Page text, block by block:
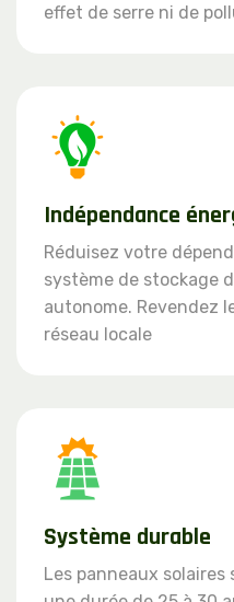
effet de serre ni de
Indépendance
Réduisez votre
système de stockage
autonome. Revendez
réseau locale
Système durable
Les panneaux